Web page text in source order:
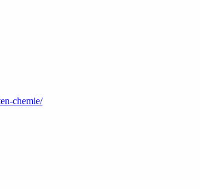
chemie/